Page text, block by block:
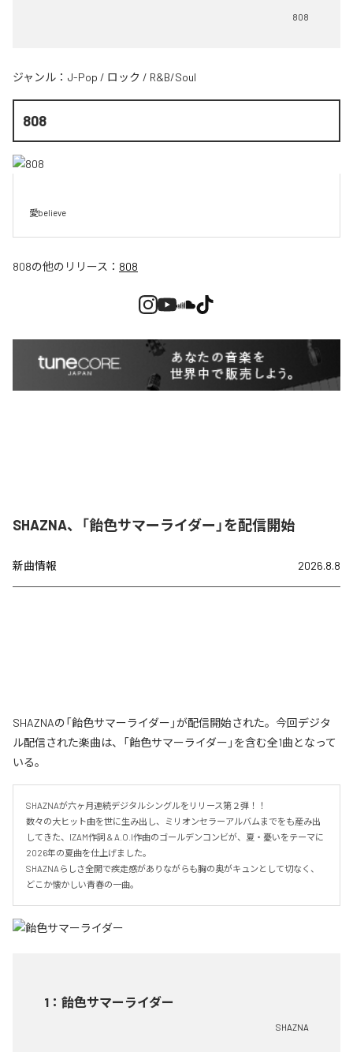
808
ジャンル： J-Pop / ロック / R&B/Soul
808
愛believe
808の他のリリース： 808
SHAZNA、「飴色サマーライダー」を配信開始
新曲情報 2026.8.8
SHAZNAの「飴色サマーライダー」が配信開始された。今回デジタ
ル配信された楽曲は、「飴色サマーライダー」を含む全1曲となって
いる。
SHAZNAが六ヶ月連続デジタルシングルをリリース第２弾！！
数々の大ヒット曲を世に生み出し、ミリオンセラーアルバムまでをも産み出
してきた、IZAM作詞 & A.O.I作曲のゴールデンコンビが、夏・憂いをテーマに
2026年の夏曲を仕上げました。
SHAZNAらしさ全開で疾走感がありながらも胸の奥がキュンとして切なく、
どこか懐かしい青春の一曲。
1 ： 飴色サマーライダー
SHAZNA